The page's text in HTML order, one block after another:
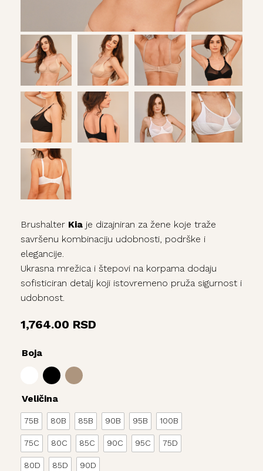
Brushalter Kia je dizajniran za žene koje traže
savršenu kombinaciju udobnosti, podrške i
elegancije.
Ukrasna mrežica i štepovi na korpama dodaju
sofisticiran detalj koji istovremeno pruža sigurnost i
udobnost.
1,764.00 RSD
Boja
Veličina
75B 80B 85B 90B 95B 100B
75C 80C 85C 90C 95C 75D
80D 85D 90D